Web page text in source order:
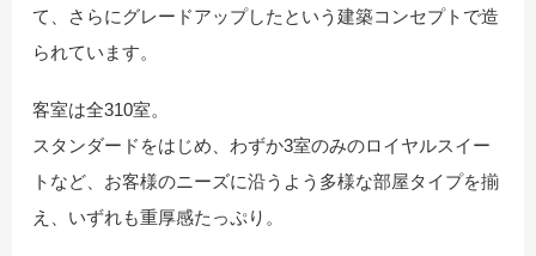
て、さらにグレードアップしたという建築コンセプトで造
られています。
客室は全310室。
スタンダードをはじめ、わずか3室のみのロイヤルスイー
トなど、お客様のニーズに沿うよう多様な部屋タイプを揃
え、いずれも重厚感たっぷり。